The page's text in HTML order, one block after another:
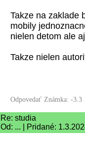
Takze na zaklade
mobily
nielen detom ale
Takze nielen
Odpovedať Známka: -3.3
Re: studia
Od: ... | Pridané: